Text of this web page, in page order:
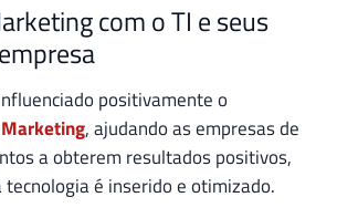
com o TI e seus
positivamente o
Marketing, ajudando as empresas de
a obterem resultados positivos,
é inserido e otimizado.